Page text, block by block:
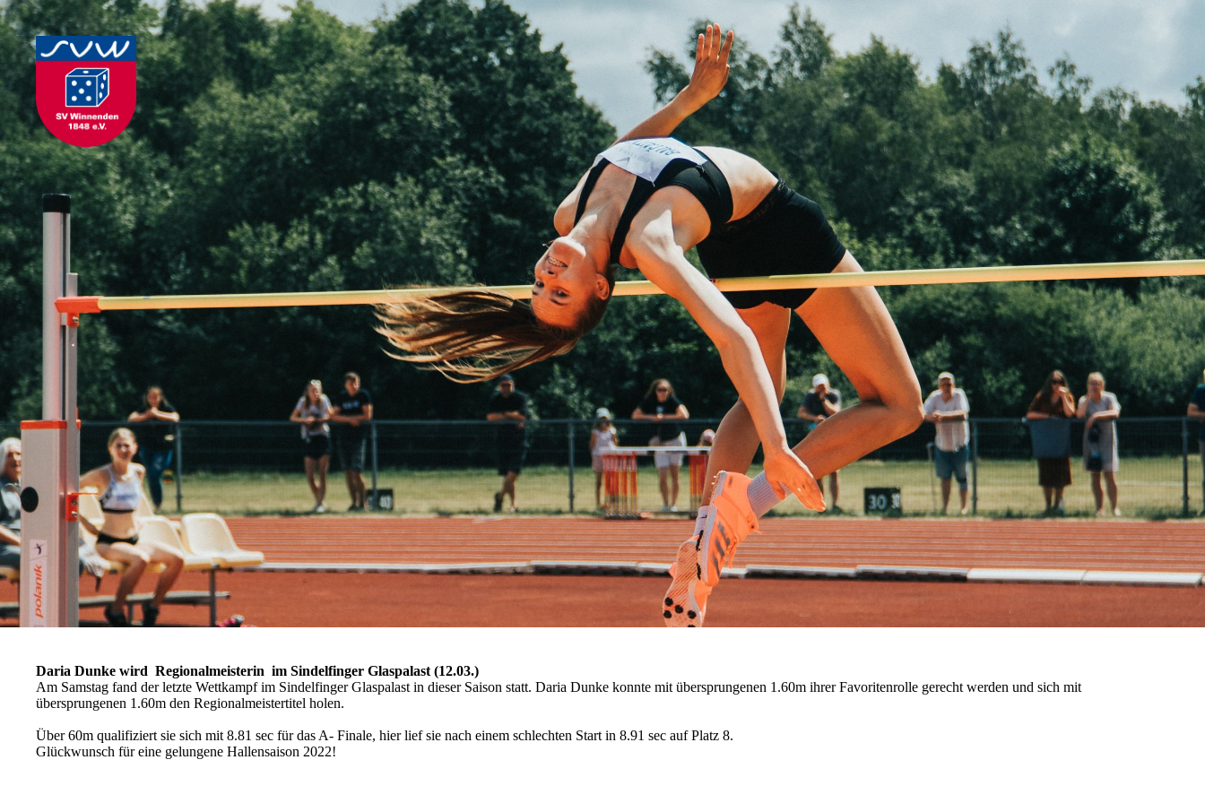
Daria Dunke wird Regionalmeisterin im Sindelfinger Glaspalast (12.03.)
Am Samstag fand der letzte Wettkampf im Sindelfinger Glaspalast in dieser Saison statt. Daria Dunke konnte mit übersprungenen 1.60m ihrer Favoritenrolle gerecht werden und sich mit
übersprungenen 1.60m den Regionalmeistertitel holen.
Über 60m qualifiziert sie sich mit 8.81 sec für das A- Finale, hier lief sie nach einem schlechten Start in 8.91 sec auf Platz 8.
Glückwunsch für eine gelungene Hallensaison 2022!